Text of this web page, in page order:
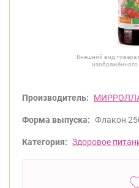
Внешний вид товара
Производитель:
Форма выпуска: Флакон
Категория: Здоровое